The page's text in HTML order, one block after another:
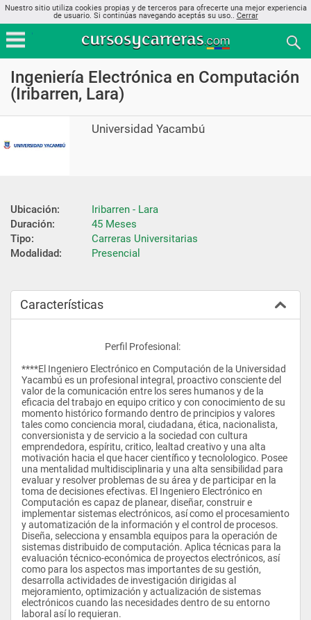
Nuestro sitio utiliza cookies propias y de terceros para ofrecerte una mejor experiencia
de usuario. Si continúas navegando aceptás su uso.. Cerrar
Ingeniería Electrónica en Computación
(Iribarren, Lara)
Universidad Yacambú
Ubicación:
Iribarren - Lara
Duración:
45 Meses
Tipo:
Carreras Universitarias
Modalidad:
Presencial
Características
					Perfil Profesional:
****El Ingeniero Electrónico en Computación de la Universidad
Yacambú es un profesional integral, proactivo consciente del
valor de la comunicación entre los seres humanos y de la
eficacia del trabajo en equipo critico y con conocimiento de su
momento histórico formando dentro de principios y valores
tales como conciencia moral, ciudadana, ética, nacionalista,
conversionista y de servicio a la sociedad con cultura
emprendedora, espíritu, critico, lealtad creativo y una alta
motivación hacia el que hacer científico y tecnolologico. Posee
una mentalidad multidisciplinaria y una alta sensibilidad para
evaluar y resolver problemas de su área y de participar en la
toma de decisiones efectivas. El Ingeniero Electrónico en
Computación es capaz de planear, diseñar, construir e
implementar sistemas electrónicos, así como el procesamiento
y automatización de la información y el control de procesos.
Diseña, selecciona y ensambla equipos para la operación de
sistemas distribuido de computación. Aplica técnicas para la
evaluación técnico-económica de proyectos electrónicos, así
como para los aspectos mas importantes de su gestión,
desarrolla actividades de investigación dirigidas al
mejoramiento, optimización y actualización de sistemas
electrónicos cuando las necesidades dentro de su entorno
laboral así lo requieran.